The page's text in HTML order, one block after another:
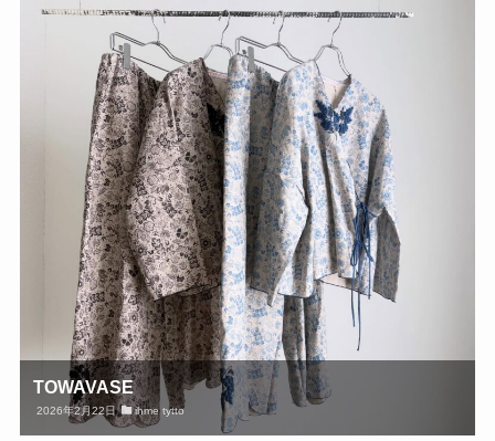
TOWAVASE
2026年2月22日 ihme tytto